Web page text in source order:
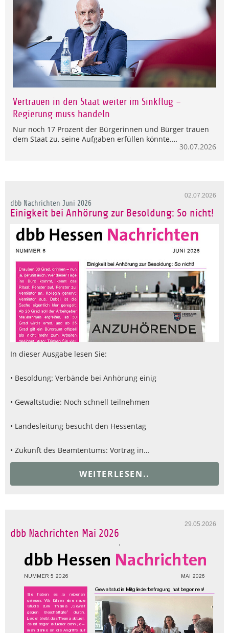
Vertrauen in den Staat weiter im Sinkflug –
Regierung muss handeln
Nur noch 17 Prozent der Bürgerinnen und Bürger trauen
dem Staat zu, seine Aufgaben erfüllen könnte.…
30.07.2026
02.07.2026
dbb Nachrichten Juni 2026
Einigkeit bei Anhörung zur Besoldung: So nicht!
In dieser Ausgabe lesen Sie:
• Besoldung: Verbände bei Anhörung einig
• Gewaltstudie: Noch schnell teilnehmen
• Landesleitung besucht den Hessentag
• Zukunft des Beamtentums: Vortrag in…
WEITERLESEN..
29.05.2026
dbb Nachrichten Mai 2026